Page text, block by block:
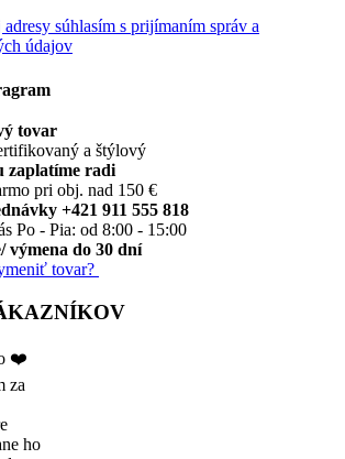
súhlasím s prijímaním správ a
údajov
tovar
a štýlový
zaplatíme radi
pri obj. nad 150 €
+421 911 555 818
Po - Pia: od 8:00 - 15:00
výmena do 30 dní
tovar?
❤️
za
ho